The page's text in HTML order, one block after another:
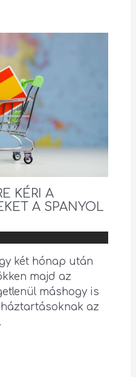
KÉRI A
A SPANYOL
két hónap után
majd az
máshogy is
az